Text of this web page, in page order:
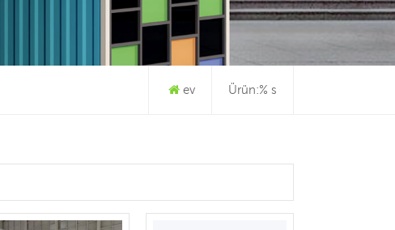
ev Ürün:% s